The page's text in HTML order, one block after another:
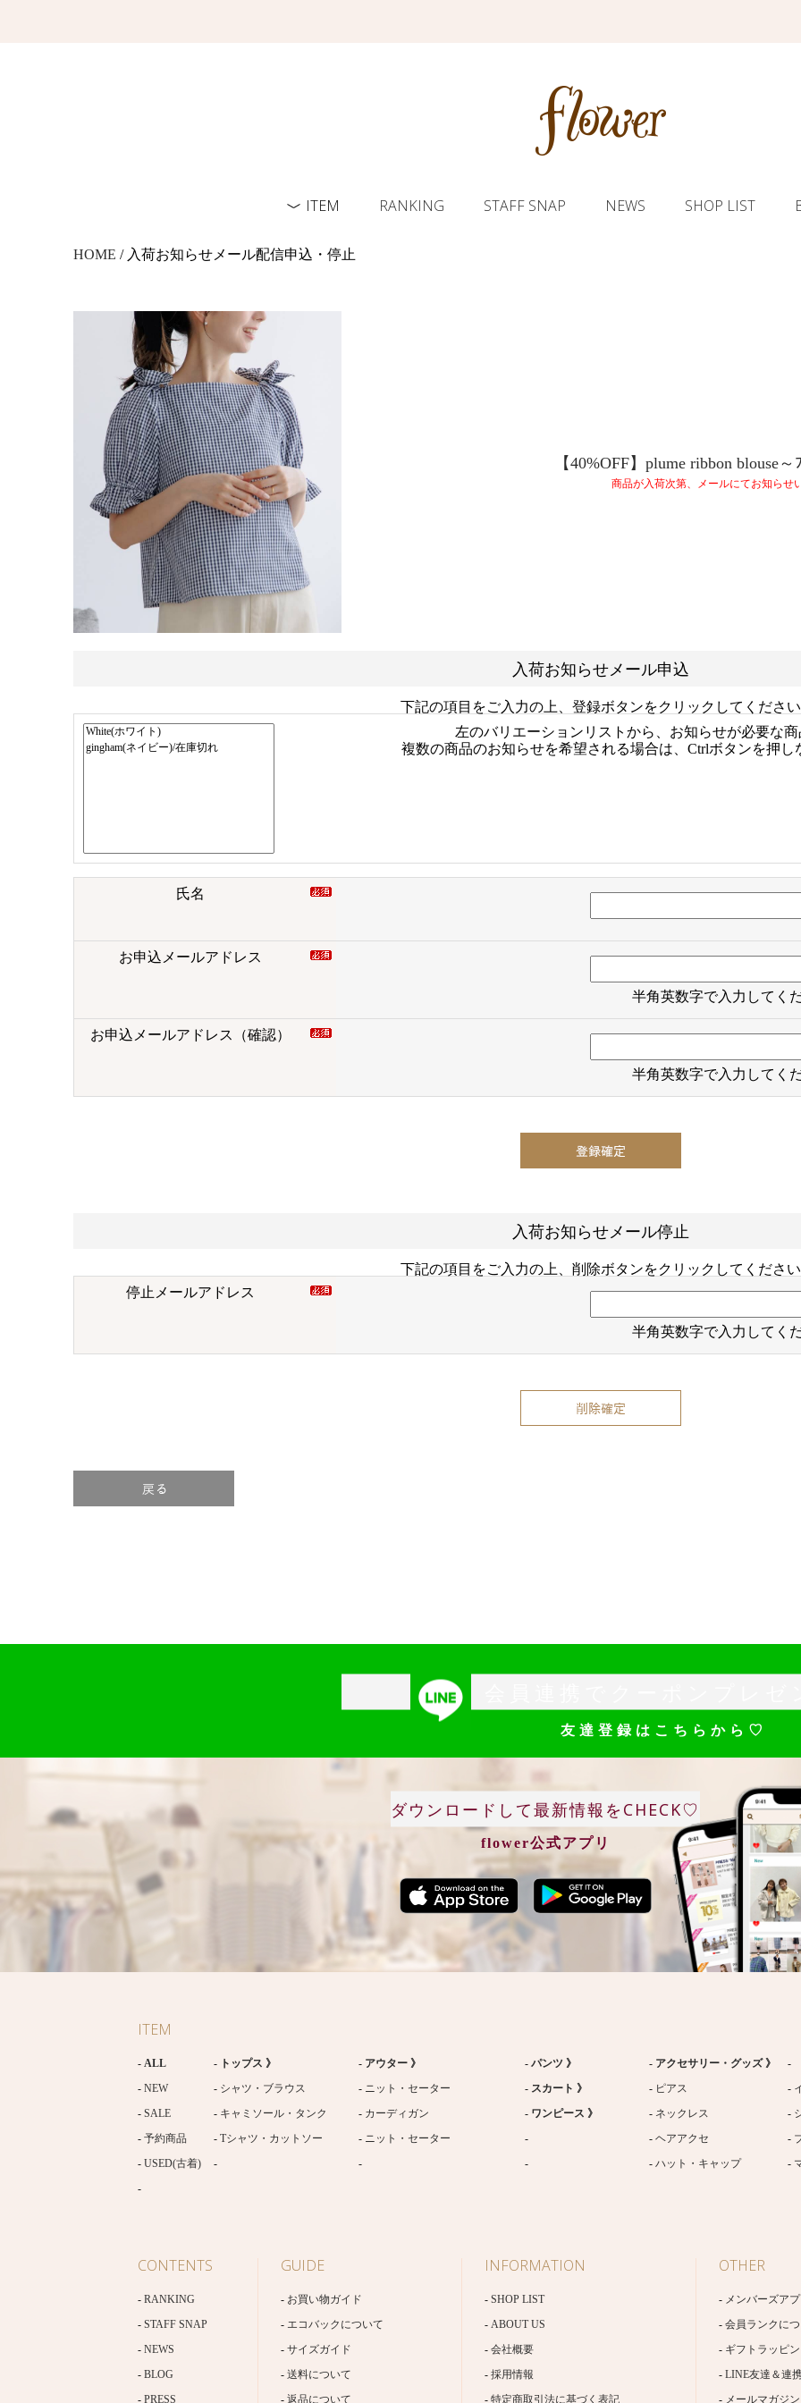
ITEM RANKING STAFF SNAP NEWS SHOP LIST
HOME / 入荷お知らせメール配信申込・停止
【40%OFF】plume ribbon blouse～
商品が入荷次第、メールにてお知らせ
入荷お知らせメール申込
下記の項目をご入力の上、登録ボタンをクリックしてください
左のバリエーションリストから、お知らせが必要な
複数の商品のお知らせを希望される場合は、Ctrlボタンを押
氏名
お申込メールアドレス
半角英数字で入力してく
お申込メールアドレス（確認）
半角英数字で入力してく
入荷お知らせメール停止
下記の項目をご入力の上、削除ボタンをクリックしてください
停止メールアドレス
半角英数字で入力してく
友達登録はこちらから♡
ダウンロードして最新情報をCHECK♡
flower公式アプリ
ITEM
ALL トップス 》 アウター 》 パンツ 》
アクセサリー・グッズ 》
NEW
シャツ・ブラウス ニット・セーター スカート 》 ピアス
SALE
キャミソール・タンク カーディガン ワンピース 》 ネックレス
予約商品
Tシャツ・カットソー ニット・セーター ヘアアクセ
USED(古着)
ハット・キャップ
CONTENTS
RANKING
STAFF SNAP
NEWS
BLOG
PRESS
GUIDE
お買い物ガイド
エコバックについて
サイズガイド
送料について
返品について
INFORMATION
SHOP LIST
ABOUT US
会社概要
採用情報
特定商取引法に基づく表記
OTHER
メンバーズア
会員ランクに
ギフトラッピ
LINE友達＆連
メールマガジン